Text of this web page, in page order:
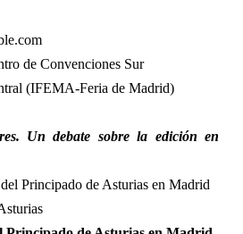
de Convenciones Sur
(IFEMA-Feria de Madrid)
Un debate sobre la edición en
Principado de Asturias en Madrid